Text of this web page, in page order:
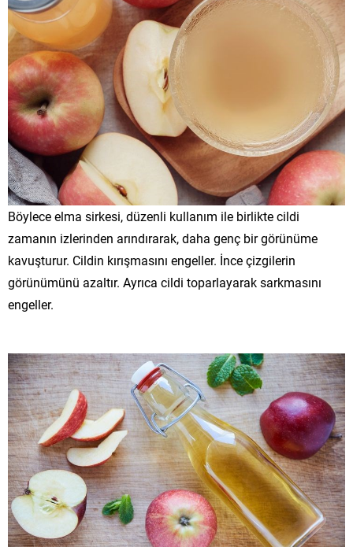
Böylece elma sirkesi, düzenli kullanım ile birlikte cildi
zamanın izlerinden arındırarak, daha genç bir görünüme
kavuşturur. Cildin kırışmasını engeller. İnce çizgilerin
görünümünü azaltır. Ayrıca cildi toparlayarak sarkmasını
engeller.